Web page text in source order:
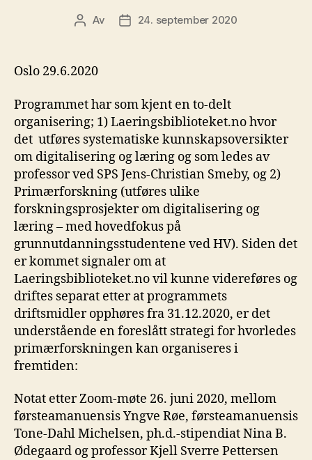
Innleggsforfatter
Av Publiseringsdato
24. september 2020
Oslo 29.6.2020
Programmet har som kjent en to-delt
organisering; 1) Laeringsbiblioteket.no hvor
det utføres systematiske kunnskapsoversikter
om digitalisering og læring og som ledes av
professor ved SPS Jens-Christian Smeby, og 2)
Primærforskning (utføres ulike
forskningsprosjekter om digitalisering og
læring – med hovedfokus på
grunnutdanningsstudentene ved HV). Siden det
er kommet signaler om at
Laeringsbiblioteket.no vil kunne videreføres og
driftes separat etter at programmets
driftsmidler opphøres fra 31.12.2020, er det
understående en foreslått strategi for hvorledes
primærforskningen kan organiseres i
fremtiden:
Notat etter Zoom-møte 26. juni 2020, mellom
førsteamanuensis Yngve Røe, førsteamanuensis
Tone-Dahl Michelsen, ph.d.-stipendiat Nina B.
Ødegaard og professor Kjell Sverre Pettersen